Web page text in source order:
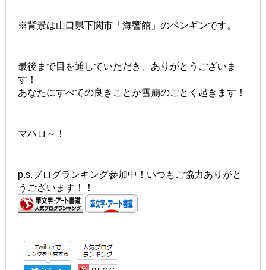
※背景は山口県下関市「海響館」のペンギンです。
最後まで目を通していただき、ありがとうございま
す！
あなたにすべての良きことが雪崩のごとく起きます！
マハロ～！
p.s.ブログランキング参加中！いつもご協力ありがと
うございます！！